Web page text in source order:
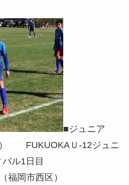
■ジュニア
） FUKUOKAＵ-12ジュニ
ル1日目
福岡市西区）